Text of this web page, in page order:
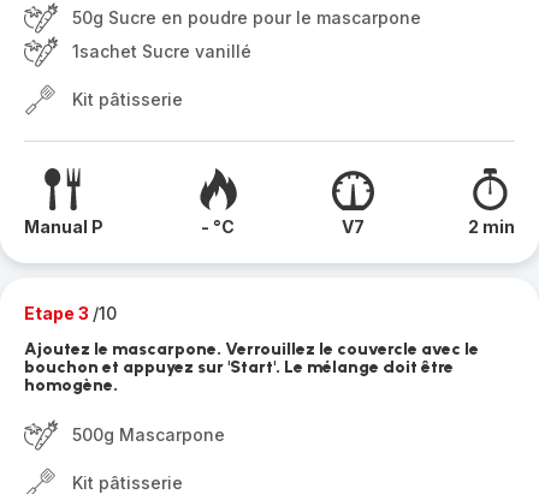
50g Sucre en poudre pour le mascarpone
1sachet Sucre vanillé
Kit pâtisserie
Manual P - °C V7 2 min
Etape 3 /10
Ajoutez le mascarpone. Verrouillez le couvercle avec le
bouchon et appuyez sur 'Start'. Le mélange doit être
homogène.
500g Mascarpone
Kit pâtisserie